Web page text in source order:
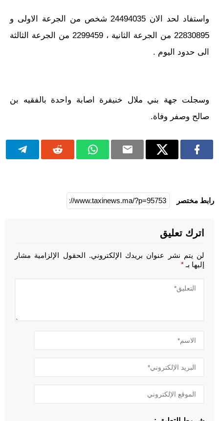
واستفاد لحد الان 24494035 شخص من الجرعة الاولى و
22830895 من الجرعة الثانية ، 2299459 من الجرعة الثالثة
الى حدود اليوم .
وسجلت جهة بني ملال خنيفرة اصابة واحدة بالفقيه بن
صالح وصفر وفاة.
رابط مختصر
اترك تعليق
لن يتم نشر عنوان بريدك الإلكتروني. الحقول الإلزامية مشار
إليها بـ*